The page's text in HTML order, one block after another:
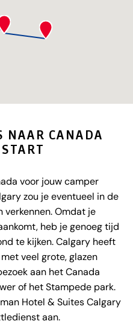
NAAR CANADA
voor jouw camper
zou je eventueel in de
verkennen. Omdat je
heb je genoeg tijd
te kijken. Calgary heeft
veel grote, glazen
aan het Canada
of het Stampede park.
Hotel & Suites Calgary
aan.